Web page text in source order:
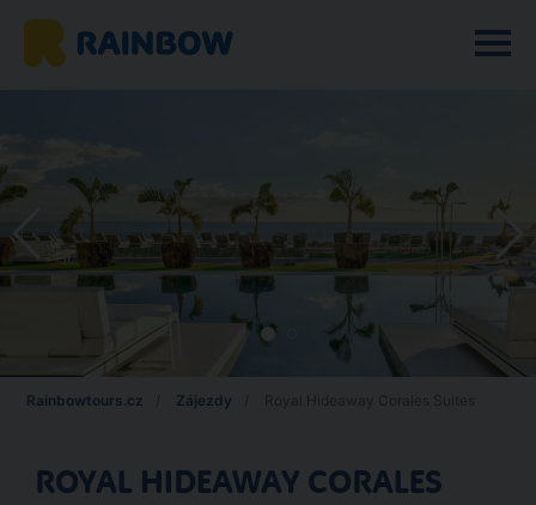
Rainbowtours.cz Zájezdy
ROYAL HIDEAWAY CORALES